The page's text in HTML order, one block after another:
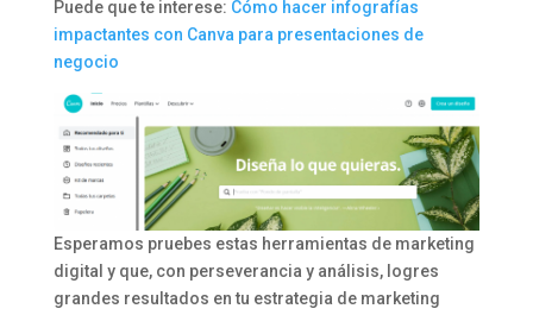
Puede que te interese: Cómo hacer infografías
impactantes con Canva para presentaciones de
negocio
Esperamos pruebes estas herramientas de marketing
digital y que, con perseverancia y análisis, logres
grandes resultados en tu estrategia de marketing